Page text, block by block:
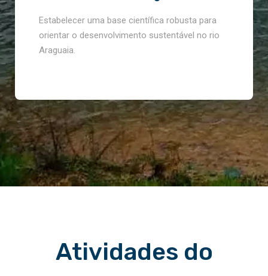
Estabelecer uma base científica robusta para
orientar o desenvolvimento sustentável no rio
Araguaia.
Atividades do